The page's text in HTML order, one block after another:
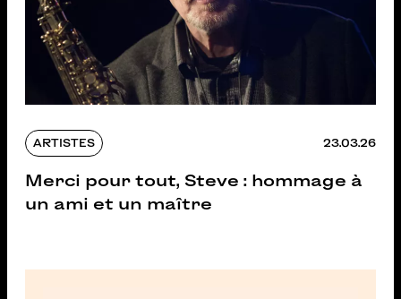
ARTISTES 23.03.26
Merci pour tout, Steve : hommage à
un ami et un maître